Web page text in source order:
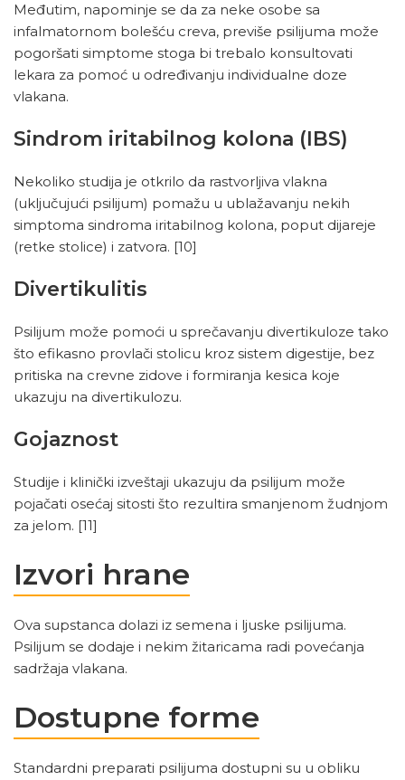
Međutim, napominje se da za neke osobe sa
infalmatornom bolešću creva, previše psilijuma može
pogoršati simptome stoga bi trebalo konsultovati
lekara za pomoć u određivanju individualne doze
vlakana.
Sindrom iritabilnog kolona (IBS)
Nekoliko studija je otkrilo da rastvorljiva vlakna
(uključujući psilijum) pomažu u ublažavanju nekih
simptoma sindroma iritabilnog kolona, poput dijareje
(retke stolice) i zatvora. [10]
Divertikulitis
Psilijum može pomoći u sprečavanju divertikuloze tako
što efikasno provlači stolicu kroz sistem digestije, bez
pritiska na crevne zidove i formiranja kesica koje
ukazuju na divertikulozu.
Gojaznost
Studije i klinički izveštaji ukazuju da psilijum može
pojačati osećaj sitosti što rezultira smanjenom žudnjom
za jelom. [11]
Izvori hrane
Ova supstanca dolazi iz semena i ljuske psilijuma.
Psilijum se dodaje i nekim žitaricama radi povećanja
sadržaja vlakana.
Dostupne forme
Standardni preparati psilijuma dostupni su u obliku